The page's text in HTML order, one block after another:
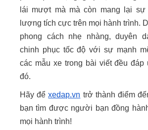
lái mượt mà mà còn mang lại
lượng tích cực trên mọi hành trình.
phong cách nhẹ nhàng, duyên
chinh phục tốc độ với sự mạnh
các mẫu xe trong bài viết đều
đó.
Hãy đểxedap.vn trở thành điểm
bạn tìm được người bạn đồng
mọi hành trình!